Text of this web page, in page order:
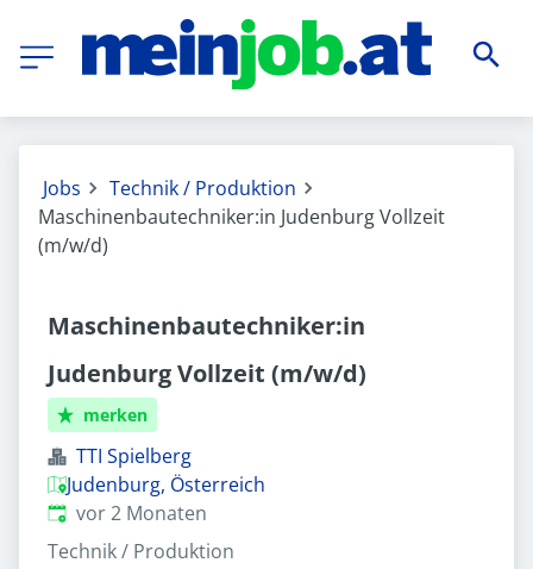
Jobs
Technik / Produktion
Maschinenbautechniker:in Judenburg Vollzeit
(m/w/d)
Maschinenbautechniker:in
Judenburg Vollzeit (m/w/d)
merken
TTI Spielberg
Judenburg, Österreich
Veröffentlicht:
vor 2 Monaten
Technik / Produktion